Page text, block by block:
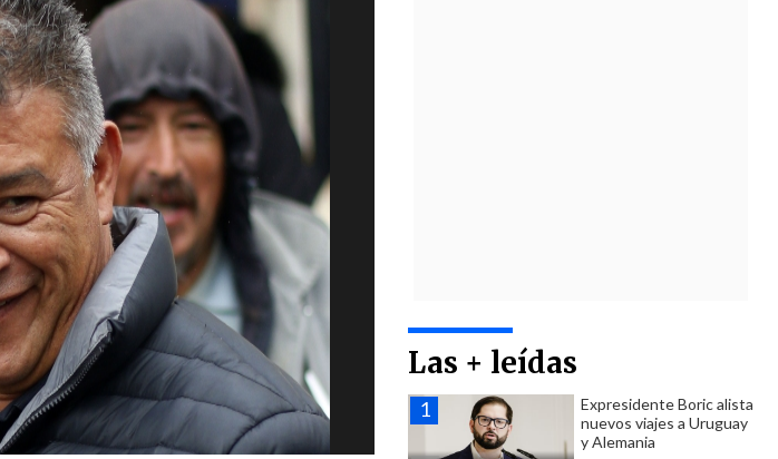
Las + leídas
Expresidente Boric alista
nuevos viajes a Uruguay
y Alemania